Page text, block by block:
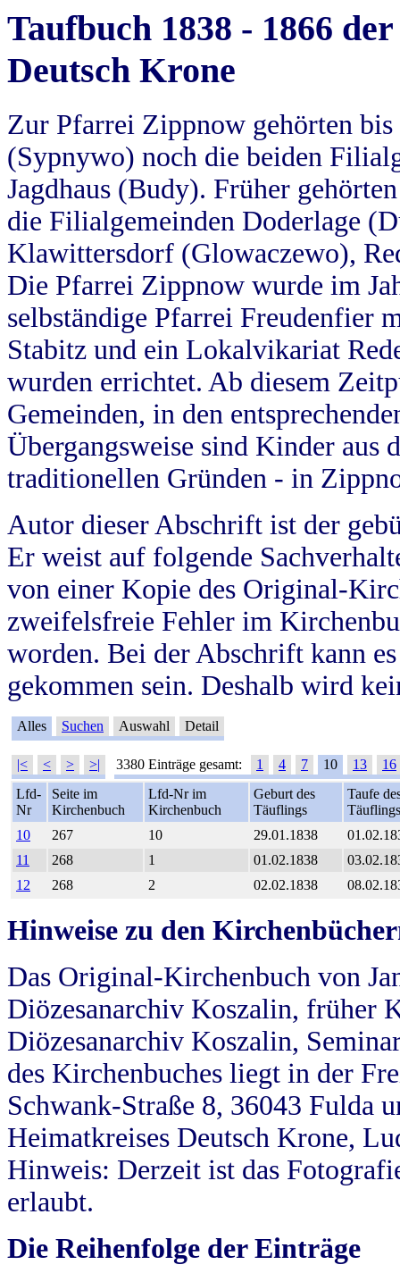
Taufbuch 1838 - 1866
Deutsch Krone
Zur Pfarrei Zippnow gehörten
(Sypnywo) noch die beiden
Jagdhaus (Budy). Früher
die Filialgemeinden Doderlage
Klawittersdorf (Glowaczewo),
Die Pfarrei Zippnow wurde im
selbständige Pfarrei Freudenfier
Stabitz und ein Lokalvikariat
wurden errichtet. Ab diesem
Gemeinden, in den
Übergangsweise sind Kinder aus
traditionellen Gründen - in
Autor dieser Abschrift ist der
Er weist auf folgende
von einer Kopie des Original-
zweifelsfreie Fehler im
worden. Bei der Abschrift kann
gekommen sein. Deshalb wird
Alles Suchen Auswahl Detail
|< < > >| 3380 Einträge gesamt: 1 4 7 10 13
16
Lfd-
Nr
Seite im
Kirchenbuch
Lfd-Nr im
Kirchenbuch
Geburt des
Täuflings
Taufe
Täuflings
10
267 10 29.01.1838
11
268 1 01.02.1838
12
268 2 02.02.1838
Hinweise zu den
Das Original-Kirchenbuch von
Diözesanarchiv Koszalin, früher
Diözesanarchiv Koszalin,
des Kirchenbuches liegt in der
Schwank-Straße 8, 36043 Fulda
Heimatkreises Deutsch Krone,
Hinweis: Derzeit ist das
erlaubt.
Die Reihenfolge der Einträge